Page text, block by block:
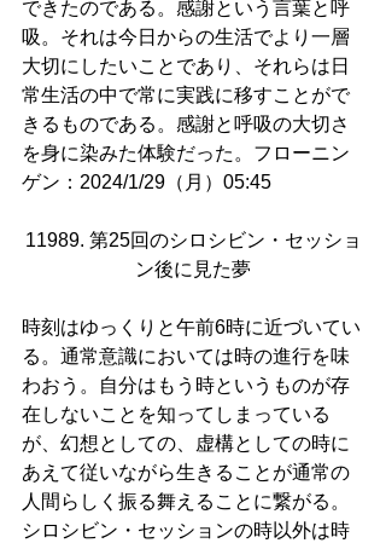
できたのである。感謝という言葉と呼
吸。それは今日からの生活でより一層
大切にしたいことであり、それらは日
常生活の中で常に実践に移すことがで
きるものである。感謝と呼吸の大切さ
を身に染みた体験だった。フローニン
ゲン：2024/1/29（月）05:45
11989. 第25回のシロシビン・セッショ
ン後に見た夢
時刻はゆっくりと午前6時に近づいてい
る。通常意識においては時の進行を味
わおう。自分はもう時というものが存
在しないことを知ってしまっている
が、幻想としての、虚構としての時に
あえて従いながら生きることが通常の
人間らしく振る舞えることに繋がる。
シロシビン・セッションの時以外は時